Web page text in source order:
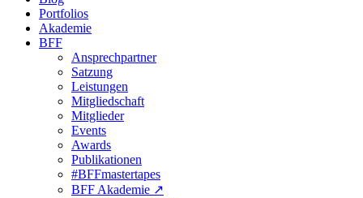
Portfolios
Akademie
BFF
Ansprechpartner
Satzung
Leistungen
Mitgliedschaft
Mitglieder
Events
Awards
Publikationen
#BFFmastertapes
BFF Akademie ↗︎